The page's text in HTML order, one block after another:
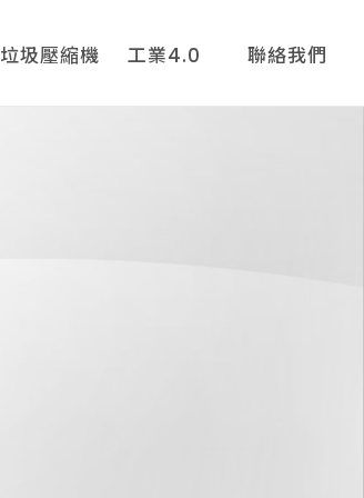
垃圾壓縮機
工業4.0 聯絡我們